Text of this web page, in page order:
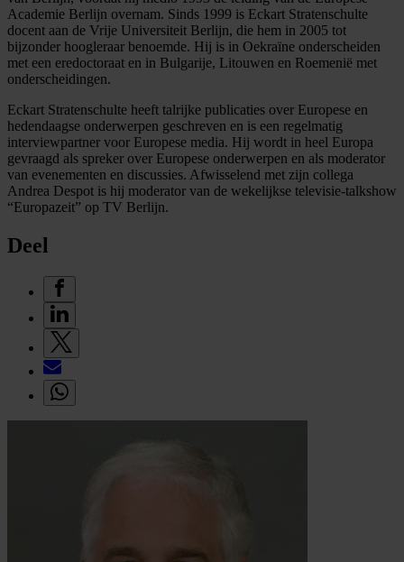
Academie Berlijn overnam. Sinds 1999 is Eckart Stratenschulte
docent aan de Vrije Universiteit Berlijn, die hem in 2005 tot
bijzonder hoogleraar benoemde. Hij is in Oekraïne onderscheiden
met een eredoctoraat en in Bulgarije, Litouwen en Roemenië met
onderscheidingen.
Eckart Stratenschulte heeft talrijke publicaties over Europese en
hedendaagse onderwerpen geschreven en is een regelmatig
interviewpartner voor Europese media. Hij wordt in heel Europa
gevraagd als spreker over Europese onderwerpen en als moderator
van evenementen en discussies. Afwisselend met zijn collega
Andrea Despot is hij moderator van de wekelijkse televisie-talkshow
“Europazeit” op TV Berlijn.
Deel